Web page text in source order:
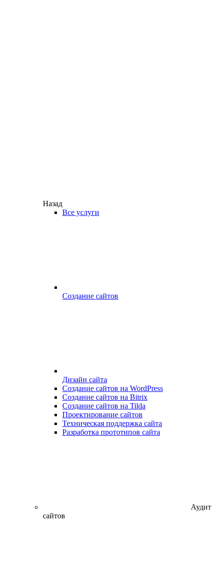
Назад
Все услуги
Создание сайтов
Дизайн сайта
Создание сайтов на WordPress
Создание сайтов на Bitrix
Создание сайтов на Tilda
Проектирование сайтов
Техническая поддержка сайта
Разработка прототипов сайта
Аудит
сайтов